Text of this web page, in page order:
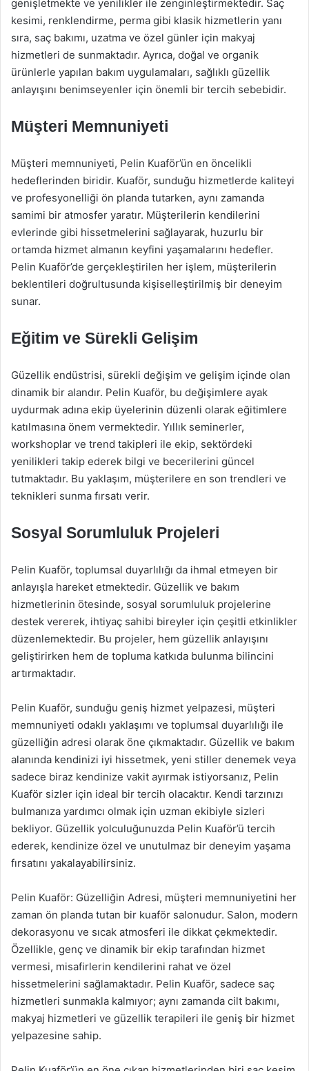
genişletmekte ve yenilikler ile zenginleştirmektedir. Saç
kesimi, renklendirme, perma gibi klasik hizmetlerin yanı
sıra, saç bakımı, uzatma ve özel günler için makyaj
hizmetleri de sunmaktadır. Ayrıca, doğal ve organik
ürünlerle yapılan bakım uygulamaları, sağlıklı güzellik
anlayışını benimseyenler için önemli bir tercih sebebidir.
Müşteri Memnuniyeti
Müşteri memnuniyeti, Pelin Kuaför’ün en öncelikli
hedeflerinden biridir. Kuaför, sunduğu hizmetlerde kaliteyi
ve profesyonelliği ön planda tutarken, aynı zamanda
samimi bir atmosfer yaratır. Müşterilerin kendilerini
evlerinde gibi hissetmelerini sağlayarak, huzurlu bir
ortamda hizmet almanın keyfini yaşamalarını hedefler.
Pelin Kuaför’de gerçekleştirilen her işlem, müşterilerin
beklentileri doğrultusunda kişiselleştirilmiş bir deneyim
sunar.
Eğitim ve Sürekli Gelişim
Güzellik endüstrisi, sürekli değişim ve gelişim içinde olan
dinamik bir alandır. Pelin Kuaför, bu değişimlere ayak
uydurmak adına ekip üyelerinin düzenli olarak eğitimlere
katılmasına önem vermektedir. Yıllık seminerler,
workshoplar ve trend takipleri ile ekip, sektördeki
yenilikleri takip ederek bilgi ve becerilerini güncel
tutmaktadır. Bu yaklaşım, müşterilere en son trendleri ve
teknikleri sunma fırsatı verir.
Sosyal Sorumluluk Projeleri
Pelin Kuaför, toplumsal duyarlılığı da ihmal etmeyen bir
anlayışla hareket etmektedir. Güzellik ve bakım
hizmetlerinin ötesinde, sosyal sorumluluk projelerine
destek vererek, ihtiyaç sahibi bireyler için çeşitli etkinlikler
düzenlemektedir. Bu projeler, hem güzellik anlayışını
geliştirirken hem de topluma katkıda bulunma bilincini
artırmaktadır.
Pelin Kuaför, sunduğu geniş hizmet yelpazesi, müşteri
memnuniyeti odaklı yaklaşımı ve toplumsal duyarlılığı ile
güzelliğin adresi olarak öne çıkmaktadır. Güzellik ve bakım
alanında kendinizi iyi hissetmek, yeni stiller denemek veya
sadece biraz kendinize vakit ayırmak istiyorsanız, Pelin
Kuaför sizler için ideal bir tercih olacaktır. Kendi tarzınızı
bulmanıza yardımcı olmak için uzman ekibiyle sizleri
bekliyor. Güzellik yolculuğunuzda Pelin Kuaför’ü tercih
ederek, kendinize özel ve unutulmaz bir deneyim yaşama
fırsatını yakalayabilirsiniz.
Pelin Kuaför: Güzelliğin Adresi, müşteri memnuniyetini her
zaman ön planda tutan bir kuaför salonudur. Salon, modern
dekorasyonu ve sıcak atmosferi ile dikkat çekmektedir.
Özellikle, genç ve dinamik bir ekip tarafından hizmet
vermesi, misafirlerin kendilerini rahat ve özel
hissetmelerini sağlamaktadır. Pelin Kuaför, sadece saç
hizmetleri sunmakla kalmıyor; aynı zamanda cilt bakımı,
makyaj hizmetleri ve güzellik terapileri ile geniş bir hizmet
yelpazesine sahip.